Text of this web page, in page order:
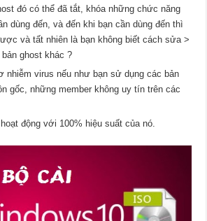
đó có thể đã tắt, khóa những chức năng
dùng đến, và đến khi bạn cần dùng đến thì
và tất nhiên là bạn không biết cách sửa >
ghost khác ?
nhiễm virus nếu như bạn sử dụng các bản
gốc, những member không uy tín trên các
động với 100% hiệu suất của nó.